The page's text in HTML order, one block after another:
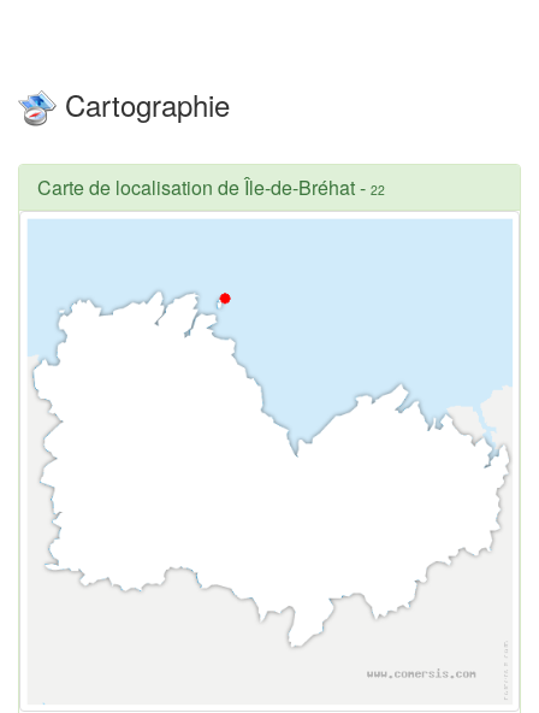
Cartographie
Carte de localisation de Île-de-Bréhat- 22